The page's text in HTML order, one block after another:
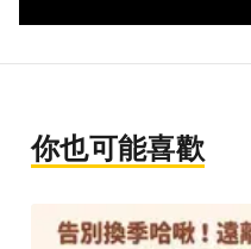
你也可能喜歡